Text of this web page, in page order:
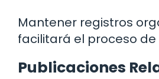
Mantener registros
facilitará el proceso de
Publicaciones